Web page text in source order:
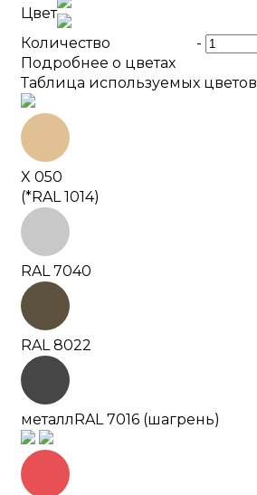
Цвет
Количество
-
Подробнее о цветах
Таблица используемых цветов
X 050
(*RAL 1014)
RAL 7040
RAL 8022
металлRAL 7016 (шагрень)